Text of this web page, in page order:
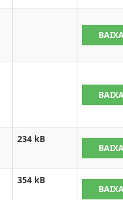
234 kB
354 kB